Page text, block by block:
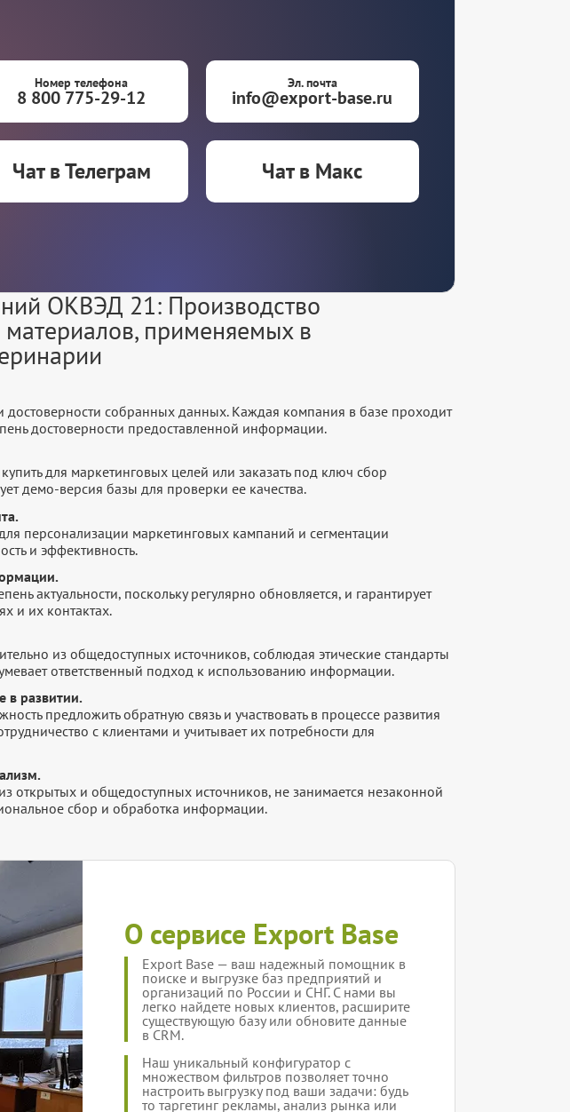
Номер телефона
8 800 775-29-12
Эл. почта
info@export-base.ru
Чат в Телеграм Чат в Макс
ОКВЭД 21: Производство
материалов, применяемых в
достоверности собранных данных. Каждая компания в базе проходит
достоверности предоставленной информации.
для маркетинговых целей или заказать под ключ сбор
демо-версия базы для проверки ее качества.
персонализации маркетинговых кампаний и сегментации
и эффективность.
актуальности, поскольку регулярно обновляется, и гарантирует
и их контактах.
из общедоступных источников, соблюдая этические стандарты
ответственный подход к использованию информации.
в развитии.
предложить обратную связь и участвовать в процессе развития
с клиентами и учитывает их потребности для
открытых и общедоступных источников, не занимается незаконной
сбор и обработка информации.
О сервисе Export Base
Export Base — ваш надежный помощник в
поиске и выгрузке баз предприятий и
организаций по России и СНГ. С нами вы
легко найдете новых клиентов, расширите
существующую базу или обновите данные
в CRM.
Наш уникальный конфигуратор с
множеством фильтров позволяет точно
настроить выгрузку под ваши задачи: будь
то таргетинг рекламы, анализ рынка или